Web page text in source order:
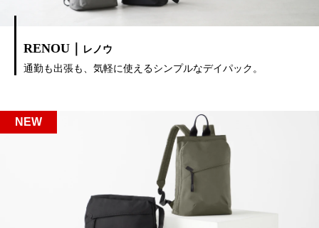
RENOU｜
レノウ
通勤も出張も、気軽に使えるシンプルなデイパック。